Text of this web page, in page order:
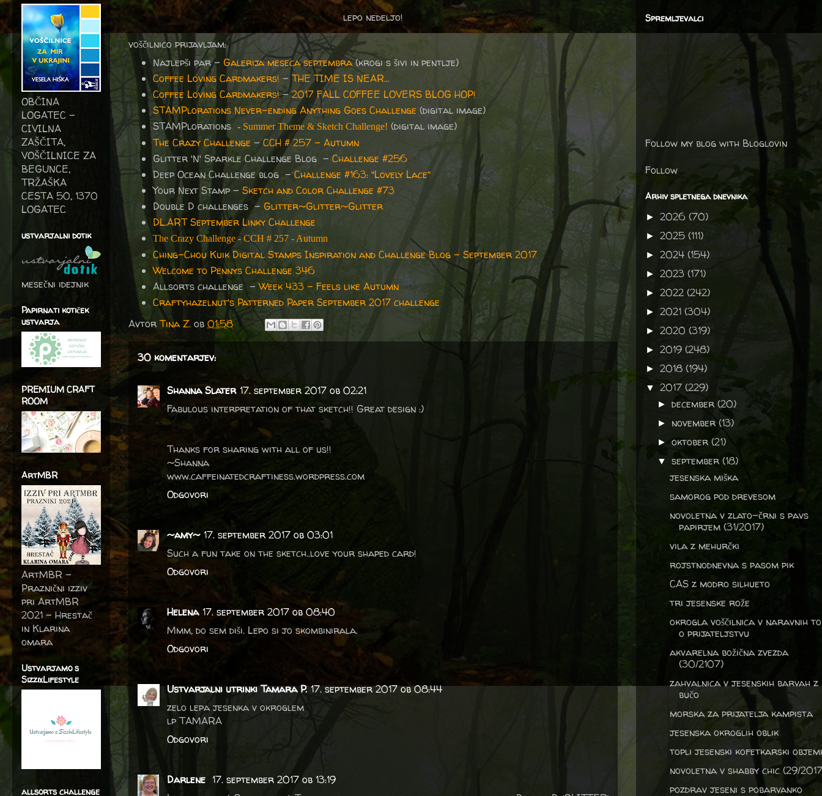
lepo nedeljo!
voščilnico prijavljam:
Najlepši par - Galerija meseca septembra(krogi s šivi in pentlje)
Coffee Loving Cardmakers! -THE TIME IS NEAR…
Coffee Loving Cardmakers!-2017 FALL COFFEE LOVERS BLOG HOP!
STAMPlorations Never-ending Anything Goes Challenge (digital image)
STAMPlorations - Summer Theme & Sketch Challenge! (digital image)
The Crazy Challenge - CCH # 257 - Autumn
Glitter 'N' Sparkle Challenge Blog - Challenge #256
Deep Ocean Challenge blog - Challenge #163: "Lovely Lace"
Your Next Stamp - Sketch and Color Challenge #73
Double D challenges - Glitter~Glitter~Glitter
DL.ART September Linky Challenge
The Crazy Challenge-CCH # 257 - Autumn
Ching-Chou Kuik Digital Stamps Inspiration and Challenge Blog - September 2017
Welcome to Pennys Challenge 346
Allsorts challenge -Week 433 - Feels like Autumn
Craftyhazelnut's Patterned Paper September 2017 challenge
AvtorTina Z. ob 01:58
30 komentarjev:
Shanna Slater 17. september 2017 ob 02:21
Fabulous interpretation of that sketch!! Great design :)
Thanks for sharing with all of us!!
~Shanna
www.caffeinatedcraftiness.wordpress.com
Odgovori
~amy~ 17. september 2017 ob 03:01
Such a fun take on the sketch..love your shaped card!
Odgovori
Helena 17. september 2017 ob 08:40
Mmm, do sem diši. Lepo si jo skombinirala.
Odgovori
Ustvarjalni utrinki Tamara P. 17. september 2017 ob 08:44
zelo lepa jesenka v okroglem
lp TAMARA
Odgovori
Darlene 17. september 2017 ob 13:19
OBČINA
LOGATEC -
CIVILNA
ZAŠČITA,
VOŠČILNICE ZA
BEGUNCE,
TRŽAŠKA
CESTA 50, 1370
LOGATEC
ustvarjalni dotik
mesečni idejnik
Papirnati kotiček
ustvarja
PREMIUM CRAFT
ROOM
ArtMBR
ArtMBR -
Praznični izziv
pri ArtMBR
2021 – Hrestač
in Klarina
omara
Ustvarjamo s
SizzixLifestyle
allsorts challenge
Spremljevalci
Follow my blog with Bloglovin
Follow
Arhiv spletnega dnevnika
► 2026 (70)
► 2025 (111)
► 2024 (154)
► 2023 (171)
► 2022 (242)
► 2021 (304)
► 2020 (319)
► 2019 (248)
► 2018 (194)
▼ 2017 (229)
►december(20)
► november(13)
►oktober(21)
▼september(18)
jesenska miška
samorog pod drevesom
novoletna v zlato-črni s pavs
papirjem (31/2017)
vila z mehurčki
rojstnodnevna s pasom pik
CAS z modro silhueto
tri jesenske rože
okrogla voščilnica v naravnih
o prijateljstvu
akvarelna božična zvezda
(30/2107)
zahvalnica v jesenskih barvah z
bučo
morska za prijatelja kampista
jesenska okroglih oblik
topli jesenski kofetkarski objemi
novoletna v shabby chic (29/
pozdrav jeseni s pobarvanko